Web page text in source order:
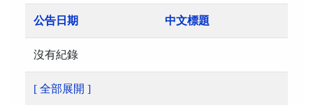
公告日期 中文標題
沒有紀錄
[ 全部展開 ]